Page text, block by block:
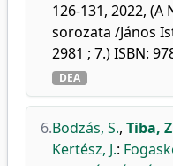
126-131, 2022,
sorozata /János
2981 ; 7.) ISBN:
DEA
6.Bodzás, S., Tiba,
Kertész, J.: